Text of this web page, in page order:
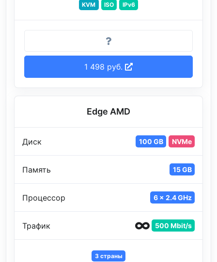
KVM ISO IPv6
1 498 руб.
Edge AMD
Диск 100 GB NVMe
Память 15 GB
Процессор 6 x 2.4 GHz
Трафик 500 Mbit/s
3 страны